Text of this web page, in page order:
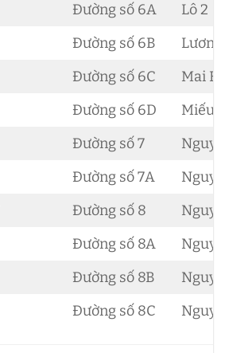
Đường số 6A
Lô 2
Đường số 6B
Đường số 6C
Mai
Đường số 6D
Miếu
Đường số 7
Đường số 7A
Đường số 8
Đường số 8A
Đường số 8B
Đường số 8C